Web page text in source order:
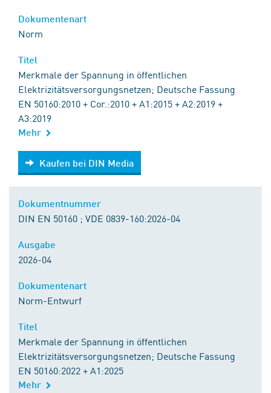
Norm
Merkmale der Spannung in öffentlichen
Elektrizitätsversorgungsnetzen; Deutsche Fassung
EN 50160:2010 + Cor.:2010 + A1:2015 + A2:2019 +
A3:2019
Mehr
Kaufen bei DIN Media
Kaufen bei DIN Media
DIN EN 50160 ; VDE 0839-160:2026-04
2026-04
Norm-Entwurf
Merkmale der Spannung in öffentlichen
Elektrizitätsversorgungsnetzen; Deutsche Fassung
EN 50160:2022 + A1:2025
Mehr